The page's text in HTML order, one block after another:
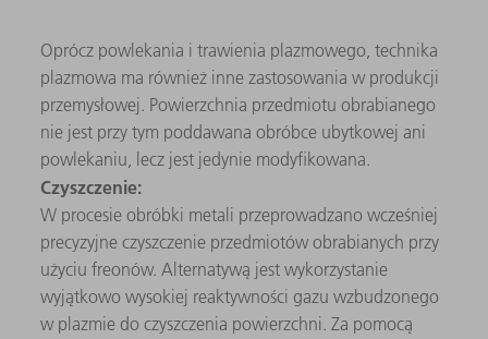
Oprócz powlekania i trawienia plazmowego, technika
plazmowa ma również inne zastosowania w produkcji
przemysłowej. Powierzchnia przedmiotu obrabianego
nie jest przy tym poddawana obróbce ubytkowej ani
powlekaniu, lecz jest jedynie modyfikowana.
Czyszczenie:
W procesie obróbki metali przeprowadzano wcześniej
precyzyjne czyszczenie przedmiotów obrabianych przy
użyciu freonów. Alternatywą jest wykorzystanie
wyjątkowo wysokiej reaktywności gazu wzbudzonego
w plazmie do czyszczenia powierzchni. Za pomocą